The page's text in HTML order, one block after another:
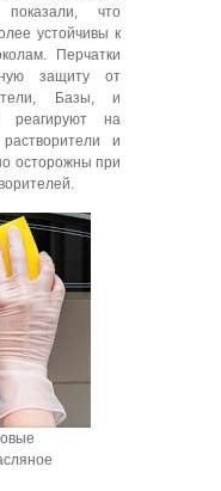
показали, что
устойчивы к
Перчатки
защиту от
Базы, и
на
и
осторожны при